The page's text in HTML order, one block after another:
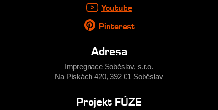
Youtube
Pinterest
Adresa
Impregnace Soběslav, s.r.o.
Na Pískách 420, 392 01 Soběslav
Projekt FÚZE